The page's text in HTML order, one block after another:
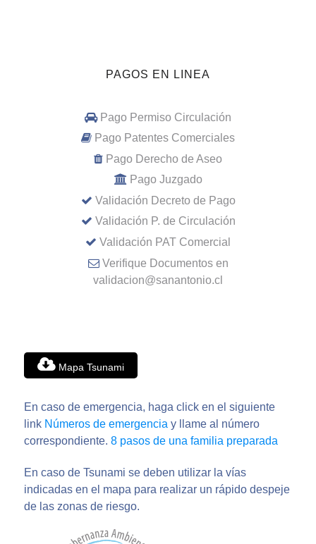
PAGOS EN LINEA
Pago Permiso Circulación
Pago Patentes Comerciales
Pago Derecho de Aseo
Pago Juzgado
Validación Decreto de Pago
Validación P. de Circulación
Validación PAT Comercial
Verifique Documentos en
validacion@sanantonio.cl
Mapa Tsunami
En caso de emergencia, haga click en el siguiente
link Números de emergencia y llame al número
correspondiente. 8 pasos de una familia preparada
En caso de Tsunami se deben utilizar la vías
indicadas en el mapa para realizar un rápido despeje
de las zonas de riesgo.